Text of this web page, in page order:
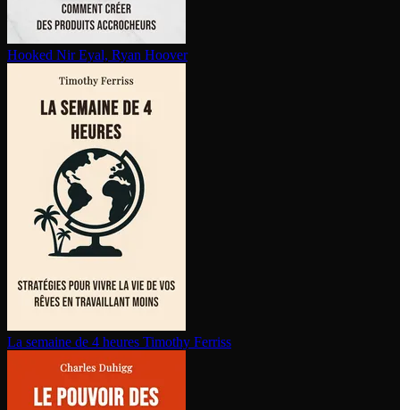
Hooked Nir Eyal, Ryan Hoover
La semaine de 4 heures Timothy Ferriss